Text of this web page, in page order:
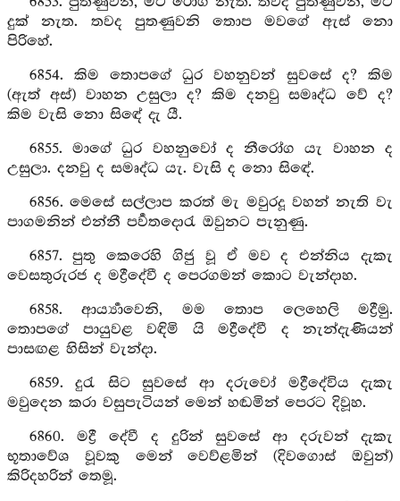
දුක් නැත. තවද පුතණුවනි තොප මවගේ ඇස් නො
පිරිහේ.
6854. කිම තොපගේ ධුර වහනුවන් සුවසේ ද? කිම
(ඇත් අස්) වාහන උසුලා ද? කිම දනවු සමෘද්ධ වේ ද?
කිම වැසි නො සිඳේ දැ යී.
6855. මාගේ ධුර වහනුවෝ ද නීරෝග යැ වාහන ද
උසුලා. දනවු ද සමෘද්ධ යැ. වැසි ද නො සිඳේ.
6856. මෙසේ සල්ලාප කරත් මැ මවුරදූ වහන් නැති වැ
පාගමනින් එන්නී පර්‍වතදොරැ ඔවුනට පැනුණු.
6857. පුතු කෙරෙහි ගිජු වූ ඒ මව ද එන්නිය දැකැ
වෙසතුරුරජ ද මද්‍රීදේවී ද පෙරගමන් කොට වැන්දාහ.
6858. ආර්‍ය්‍යාවෙනි, මම තොප ලෙහෙලි මද්‍රීමු.
තොපගේ පායුවළ වඳිමි යි මද්‍රීදේවී ද නැන්දැණියන්
පාසඟළ හිසින් වැන්දා.
6859. දුරැ සිට සුවසේ ආ දරුවෝ මද්‍රීදේවිය දැකැ
මවුදෙන කරා වසුපැටියන් මෙන් හඬමින් පෙරට දිවූහ.
6860. මද්‍රී දේවී ද දුරින් සුවසේ ආ දරුවන් දැකැ
භූතාවේශ වූවකු මෙන් වෙව්ළමින් (දිවගොස් ඔවුන්)
කිරිදහරින් තෙමූ.